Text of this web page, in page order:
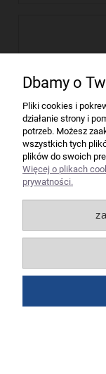
Dbamy o
Pliki cookies i
działanie strony i
potrzeb. Możesz
wszystkich tych
plików do swoich
Więcej o plikach
prywatności.